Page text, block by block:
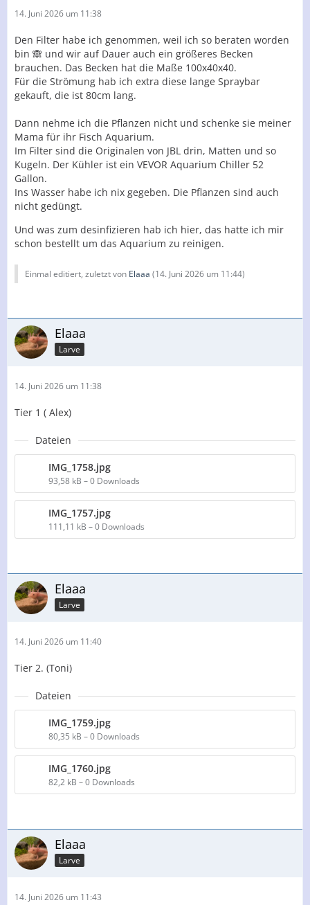
14. Juni 2026 um 11:38
Den Filter habe ich genommen, weil ich so beraten worden
bin 🙈 und wir auf Dauer auch ein größeres Becken
brauchen. Das Becken hat die Maße 100x40x40.
Für die Strömung hab ich extra diese lange Spraybar
gekauft, die ist 80cm lang.
Dann nehme ich die Pflanzen nicht und schenke sie meiner
Mama für ihr Fisch Aquarium.
Im Filter sind die Originalen von JBL drin, Matten und so
Kugeln. Der Kühler ist ein VEVOR Aquarium Chiller 52
Gallon.
Ins Wasser habe ich nix gegeben. Die Pflanzen sind auch
nicht gedüngt.
Und was zum desinfizieren hab ich hier, das hatte ich mir
schon bestellt um das Aquarium zu reinigen.
Einmal editiert, zuletzt von Elaaa (14. Juni 2026 um 11:44)
Elaaa
Larve
14. Juni 2026 um 11:38
Tier 1 ( Alex)
Dateien
IMG_1758.jpg
93,58 kB – 0 Downloads
IMG_1757.jpg
111,11 kB – 0 Downloads
Elaaa
Larve
14. Juni 2026 um 11:40
Tier 2. (Toni)
Dateien
IMG_1759.jpg
80,35 kB – 0 Downloads
IMG_1760.jpg
82,2 kB – 0 Downloads
Elaaa
Larve
14. Juni 2026 um 11:43